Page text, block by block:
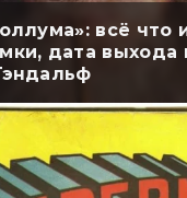
всё что
дата выхода